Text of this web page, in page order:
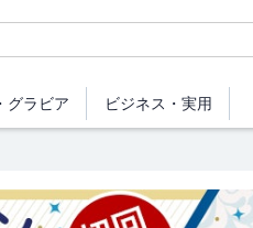
グラビア ビジネス ・実用